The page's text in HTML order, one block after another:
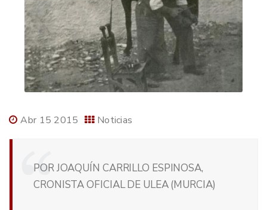
Abr 15 2015 Noticias
POR JOAQUÍN CARRILLO ESPINOSA,
CRONISTA OFICIAL DE ULEA (MURCIA)